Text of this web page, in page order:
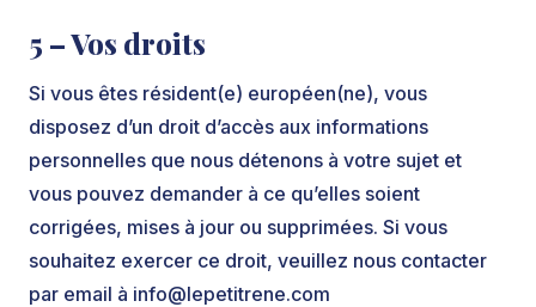
5 – Vos droits
Si vous êtes résident(e) européen(ne), vous
disposez d’un droit d’accès aux informations
personnelles que nous détenons à votre sujet et
vous pouvez demander à ce qu’elles soient
corrigées, mises à jour ou supprimées. Si vous
souhaitez exercer ce droit, veuillez nous contacter
par email à info@lepetitrene.com